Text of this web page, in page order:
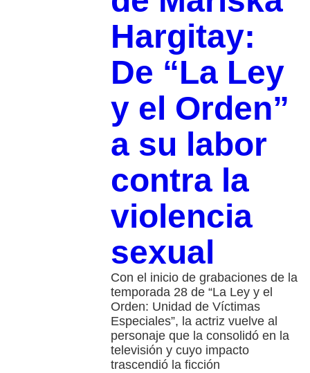
Hargitay:
De “La Ley
y el Orden”
a su labor
contra la
violencia
sexual
Con el inicio de grabaciones de la
temporada 28 de “La Ley y el
Orden: Unidad de Víctimas
Especiales”, la actriz vuelve al
personaje que la consolidó en la
televisión y cuyo impacto
trascendió la ficción